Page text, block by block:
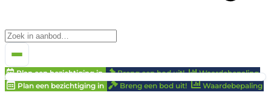
Plan een bezichtiging in Breng een bod uit!
Waardebepaling
Plan een bezichtiging in
Breng een bod uit! Waardebepaling